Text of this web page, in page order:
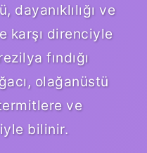
dayanıklılığı ve
karşı direnciyle
fındığı
olağanüstü
ve
bilinir.